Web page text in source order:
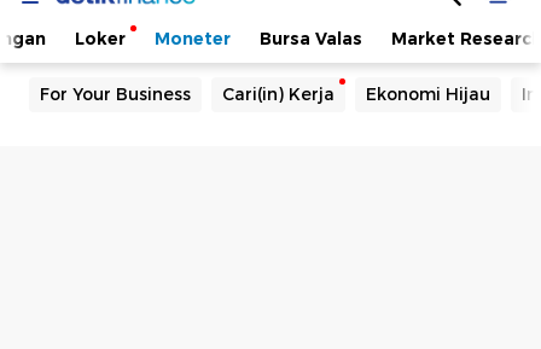
Loker Moneter Bursa Valas Market Research
For Your Business Cari(in) Kerja Ekonomi Hijau